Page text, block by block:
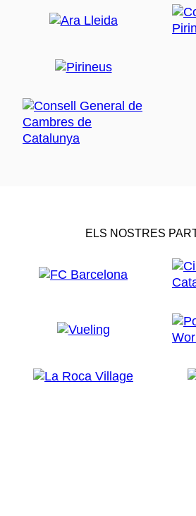
ELS NOSTRES